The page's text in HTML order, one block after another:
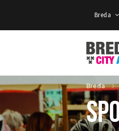
Breda
&
Breda